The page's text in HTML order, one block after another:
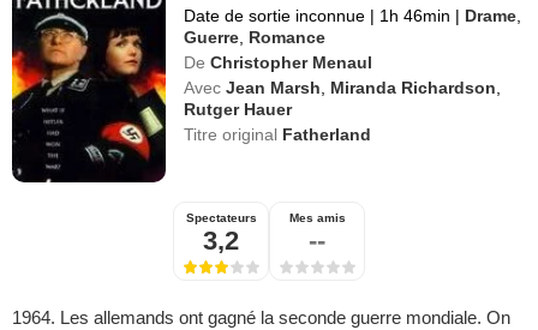
Date de sortie inconnue | 1h 46min | Drame
Guerre Romance
De Christopher Menaul
Avec Jean Marsh Miranda Richardson
Rutger Hauer
Titre original Fatherland
Spectateurs
3,2
Mes amis
--
1964. Les allemands ont gagné la seconde guerre mondiale. On